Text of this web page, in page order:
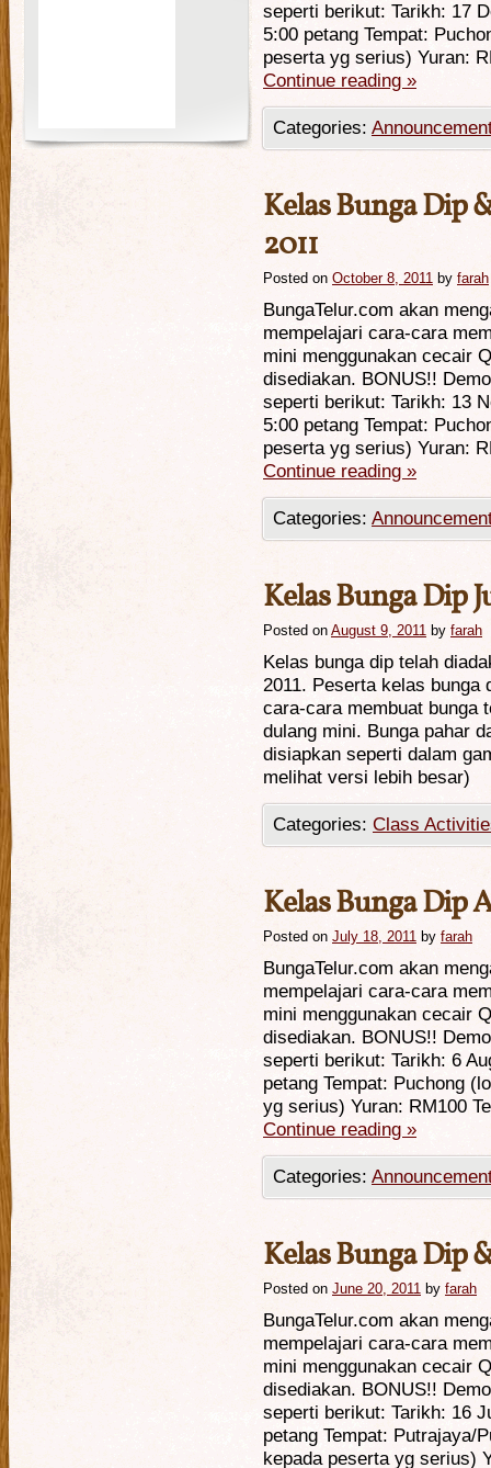
seperti berikut: Tarikh: 17
5:00 petang Tempat:
peserta yg serius) Yuran:
Continue reading »
Categories:
Kelas Bunga Dip
2011
Posted on October 8, 2011 by farah
BungaTelur.com akan
mempelajari cara-cara
mini menggunakan cecair
disediakan. BONUS!!
seperti berikut: Tarikh: 13
5:00 petang Tempat:
peserta yg serius) Yuran:
Continue reading »
Categories:
Kelas Bunga Dip
Posted on August 9, 2011 by farah
Kelas bunga dip telah
2011. Peserta kelas bunga
cara-cara membuat bunga
dulang mini. Bunga pahar
disiapkan seperti dalam
melihat versi lebih besar)
Categories: Class
Kelas Bunga Dip
Posted on July 18, 2011 by farah
BungaTelur.com akan
mempelajari cara-cara
mini menggunakan cecair
disediakan. BONUS!!
seperti berikut: Tarikh: 6
petang Tempat: Puchong
yg serius) Yuran: RM100
Continue reading »
Categories:
Kelas Bunga Dip
Posted on June 20, 2011 by farah
BungaTelur.com akan
mempelajari cara-cara
mini menggunakan cecair
disediakan. BONUS!!
seperti berikut: Tarikh: 16
petang Tempat: Putrajaya/
kepada peserta yg serius)